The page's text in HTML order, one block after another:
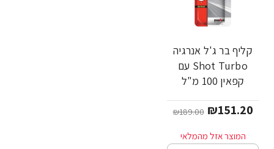
-20%
קליף בר ג'ל אנרגיה
Shot Turbo עם
קפאין 100 מ"ל
- 24 יחידות - מבית
₪151.20
₪189.00